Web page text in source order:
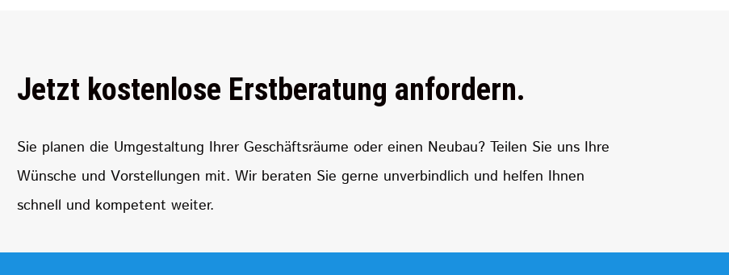
Jetzt kostenlose Erstberatung anfordern.
Sie planen die Umgestaltung Ihrer Geschäftsräume oder einen Neubau? Teilen Sie uns Ihre
Wünsche und Vorstellungen mit. Wir beraten Sie gerne unverbindlich und helfen Ihnen
schnell und kompetent weiter.